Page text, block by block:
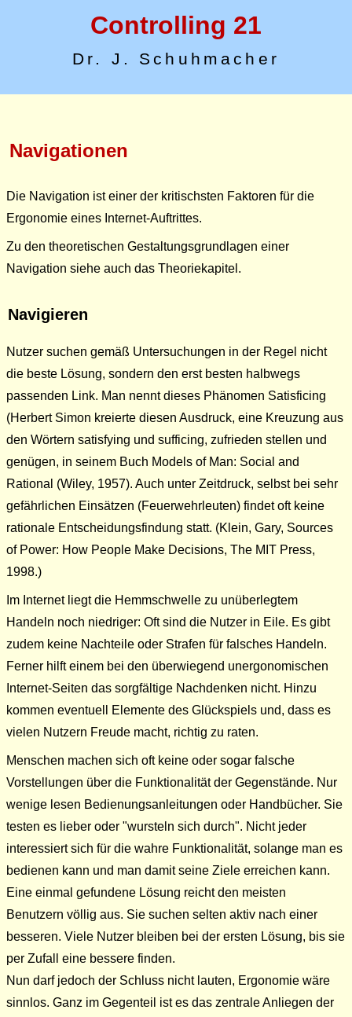
Controlling 21
Dr. J. Schuhmacher
Navigationen
Die Navigation ist einer der kritischsten Faktoren für die
Ergonomie eines Internet-Auftrittes.
Zu den theoretischen Gestaltungsgrundlagen einer
Navigation siehe auch das Theoriekapitel.
Navigieren
Nutzer suchen gemäß Untersuchungen in der Regel nicht
die beste Lösung, sondern den erst besten halbwegs
passenden Link. Man nennt dieses Phänomen Satisficing
(Herbert Simon kreierte diesen Ausdruck, eine Kreuzung aus
den Wörtern satisfying und sufficing, zufrieden stellen und
genügen, in seinem Buch Models of Man: Social and
Rational (Wiley, 1957). Auch unter Zeitdruck, selbst bei sehr
gefährlichen Einsätzen (Feuerwehrleuten) findet oft keine
rationale Entscheidungsfindung statt. (Klein, Gary, Sources
of Power: How People Make Decisions, The MIT Press,
1998.)
Im Internet liegt die Hemmschwelle zu unüberlegtem
Handeln noch niedriger: Oft sind die Nutzer in Eile. Es gibt
zudem keine Nachteile oder Strafen für falsches Handeln.
Ferner hilft einem bei den überwiegend unergonomischen
Internet-Seiten das sorgfältige Nachdenken nicht. Hinzu
kommen eventuell Elemente des Glückspiels und, dass es
vielen Nutzern Freude macht, richtig zu raten.
Menschen machen sich oft keine oder sogar falsche
Vorstellungen über die Funktionalität der Gegenstände. Nur
wenige lesen Bedienungsanleitungen oder Handbücher. Sie
testen es lieber oder "wursteln sich durch". Nicht jeder
interessiert sich für die wahre Funktionalität, solange man es
bedienen kann und man damit seine Ziele erreichen kann.
Eine einmal gefundene Lösung reicht den meisten
Benutzern völlig aus. Sie suchen selten aktiv nach einer
besseren. Viele Nutzer bleiben bei der ersten Lösung, bis sie
per Zufall eine bessere finden.
Nun darf jedoch der Schluss nicht lauten, Ergonomie wäre
sinnlos. Ganz im Gegenteil ist es das zentrale Anliegen der